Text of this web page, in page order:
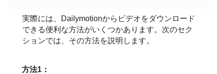
実際には、Dailymotionからビデオをダウンロード
できる便利な方法がいくつかあります。次のセク
ションでは、その方法を説明します。
方法1：